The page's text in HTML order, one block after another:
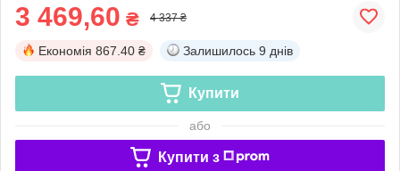
3 469,60 ₴ 4 337 ₴
Економія 867.40 ₴ Залишилось 9 днів
Купити
або
Купити з